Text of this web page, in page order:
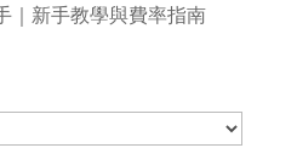
｜新手教學與費率指南